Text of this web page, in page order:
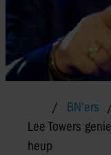
BN'ers
Lee Towers
heup